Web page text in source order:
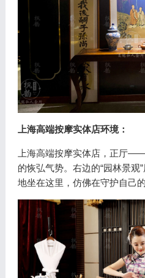
上海高端按摩实体店环境：
上海高端按摩实体店，正厅
的恢弘气势。右边的“园林景观
地坐在这里，仿佛在守护自己的